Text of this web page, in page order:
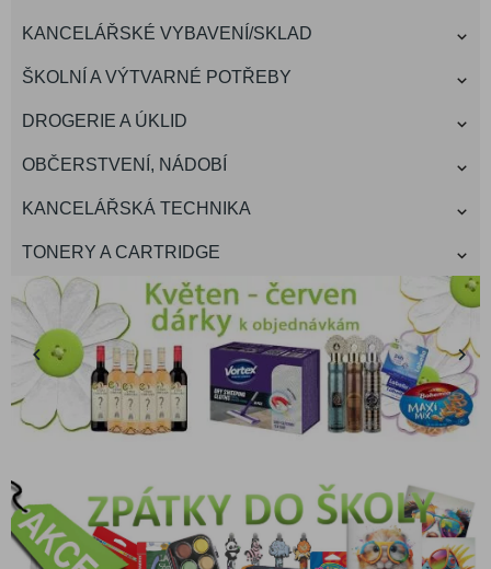
KANCELÁŘSKÉ VYBAVENÍ/SKLAD
ŠKOLNÍ A VÝTVARNÉ POTŘEBY
DROGERIE A ÚKLID
OBČERSTVENÍ, NÁDOBÍ
KANCELÁŘSKÁ TECHNIKA
TONERY A CARTRIDGE